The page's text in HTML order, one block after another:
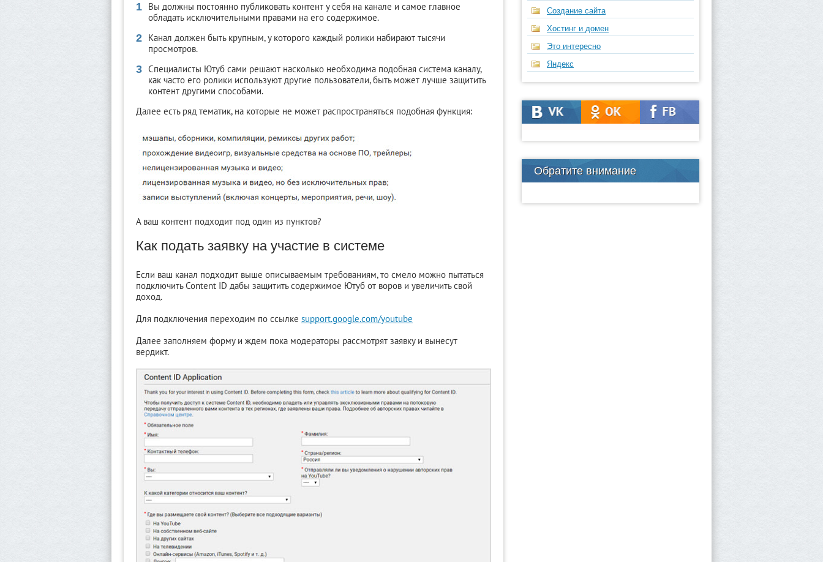
Вы должны постоянно публиковать контент у себя на канале и самое главное
обладать исключительными правами на его содержимое.
Канал должен быть крупным, у которого каждый ролики набирают тысячи
просмотров.
Специалисты Ютуб сами решают насколько необходима подобная система каналу,
как часто его ролики используют другие пользователи, быть может лучше защитить
контент другими способами.
Далее есть ряд тематик, на которые не может распространяться подобная функция:
А ваш контент подходит под один из пунктов?
Как подать заявку на участие в системе
Если ваш канал подходит выше описываемым требованиям, то смело можно пытаться
подключить Content ID дабы защитить содержимое Ютуб от воров и увеличить свой
доход.
Для подключения переходим по ссылке support.google.com/youtube
Далее заполняем форму и ждем пока модераторы рассмотрят заявку и вынесут
вердикт.
Создание сайта
Хостинг и домен
Это интересно
Яндекс
Обратите внимание